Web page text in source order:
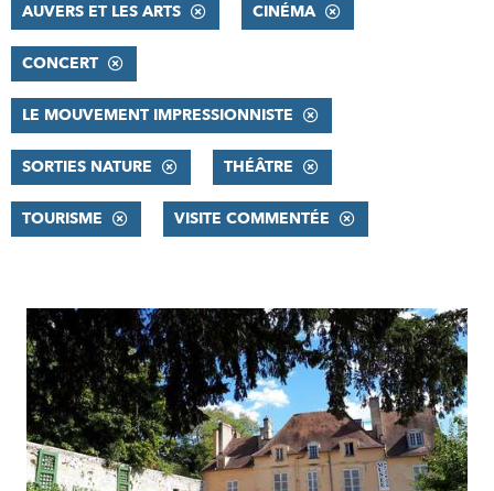
AUVERS ET LES ARTS CINÉMA
CONCERT
LE MOUVEMENT IMPRESSIONNISTE
SORTIES NATURE THÉÂTRE
TOURISME VISITE COMMENTÉE
RÉSULTATS